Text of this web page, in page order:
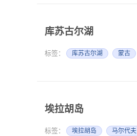
库苏古尔湖
标签： 库苏古尔湖 蒙古
埃拉胡岛
标签： 埃拉胡岛 马尔代夫